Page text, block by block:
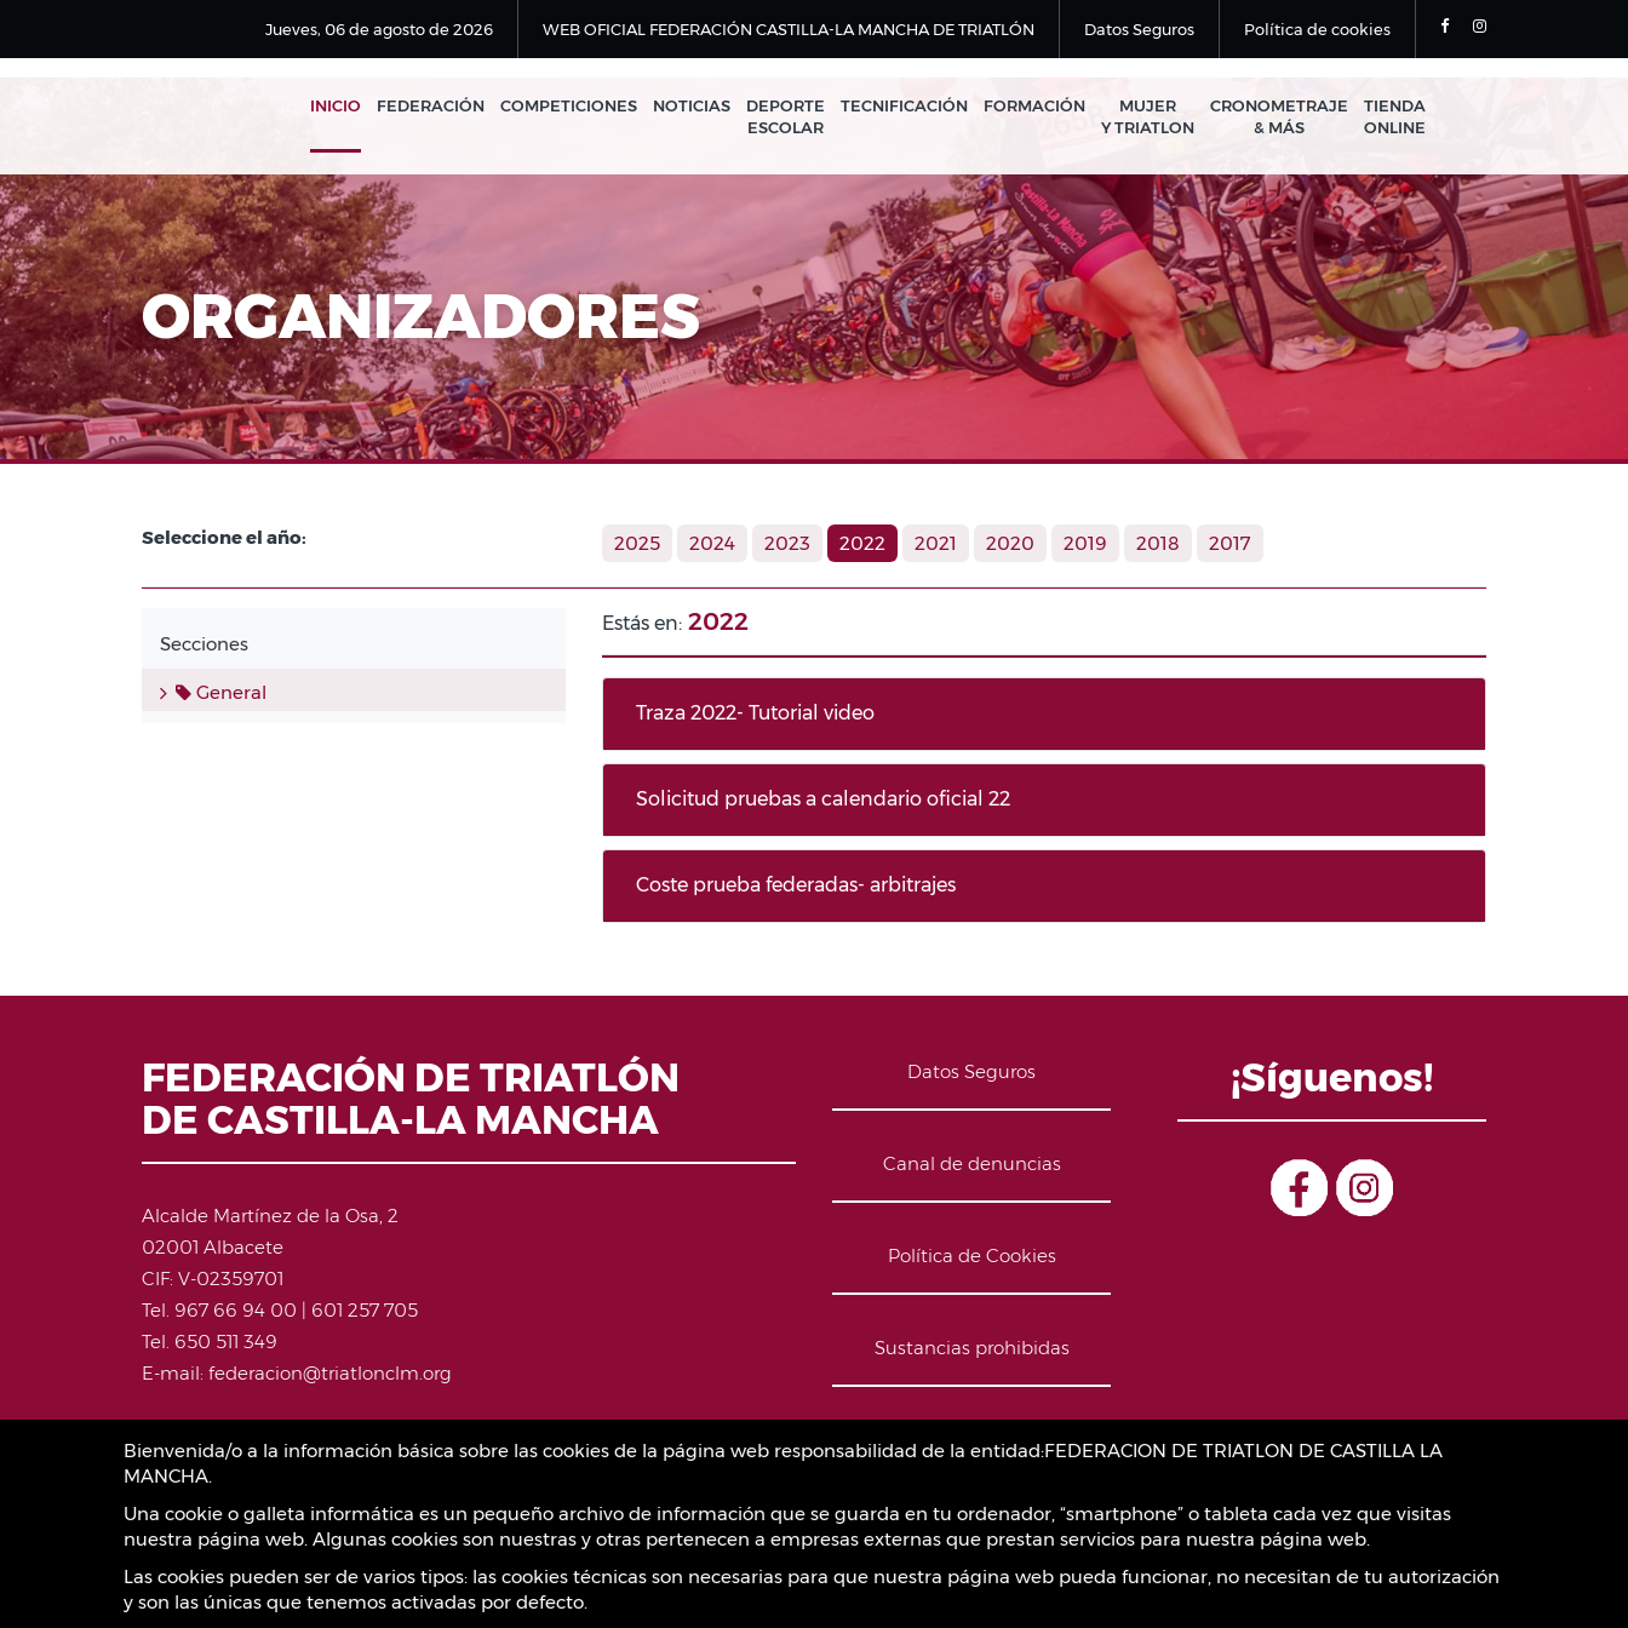
Jueves, 06 de agosto de 2026 WEB OFICIAL FEDERACIÓN CASTILLA-LA MANCHA DE TRIATLÓN Datos Seguros Política de cookies
INICIO FEDERACIÓN COMPETICIONES NOTICIAS
DEPORTE
ESCOLAR
TECNIFICACIÓN FORMACIÓN
MUJER
Y TRIATLON
CRONOMETRAJE
& MÁS
TIENDA
ONLINE
Bienvenida/o a la información básica sobre las cookies de la página web responsabilidad de la entidad:FEDERACION DE TRIATLON DE CASTILLA LA
MANCHA.
Una cookie o galleta informática es un pequeño archivo de información que se guarda en tu ordenador, “smartphone” o tableta cada vez que visitas
nuestra página web. Algunas cookies son nuestras y otras pertenecen a empresas externas que prestan servicios para nuestra página web.
Las cookies pueden ser de varios tipos: las cookies técnicas son necesarias para que nuestra página web pueda funcionar, no necesitan de tu autorización
y son las únicas que tenemos activadas por defecto.
ORGANIZADORES
Seleccione el año: 2025 2024 2023 2022 2021 2020 2019 2018 2017
Secciones
General
Estás en: 2022
Traza 2022- Tutorial video
Solicitud pruebas a calendario oficial 22
Coste prueba federadas- arbitrajes
FEDERACIÓN DE TRIATLÓN
DE CASTILLA-LA MANCHA
Alcalde Martínez de la Osa, 2
02001 Albacete
CIF: V-02359701
Tel. 967 66 94 00 | 601 257 705
Tel. 650 511 349
E-mail: federacion@triatlonclm.org
Datos Seguros
Canal de denuncias
Política de Cookies
Sustancias prohibidas
Contacto
¡Síguenos!